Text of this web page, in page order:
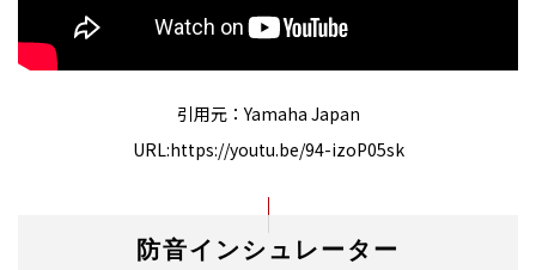
引用元：Yamaha Japan
URL:https://youtu.be/94-izoP05sk
防音インシュレーター